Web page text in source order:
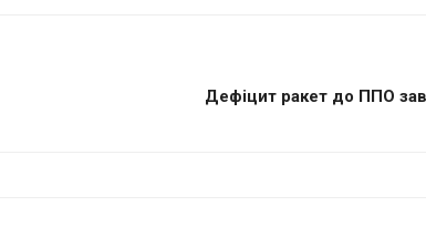
Дефіцит ракет до ППО